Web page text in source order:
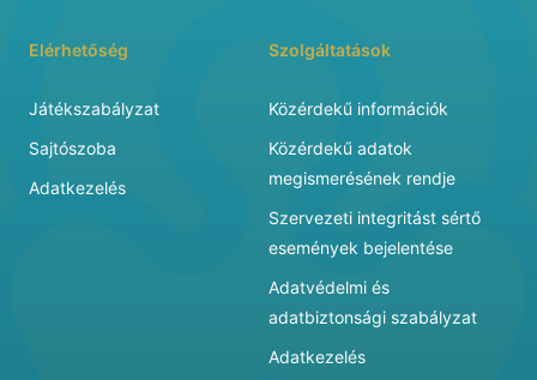
Elérhetőség
Játékszabályzat
Sajtószoba
Adatkezelés
Szolgáltatások
Közérdekű információk
Közérdekű adatok
megismerésének rendje
Szervezeti integritást sértő
események bejelentése
Adatvédelmi és
adatbiztonsági szabályzat
Adatkezelés